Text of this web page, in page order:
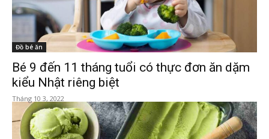
Đồ bé ăn
Bé 9 đến 11 tháng tuổi có thực đơn ăn dặm
kiểu Nhật riêng biệt
Tháng 10 3, 2022